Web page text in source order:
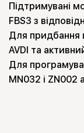
Підтримувані
FBS3 з
Для придбання
AVDI та
Для
MN032 і ZN002